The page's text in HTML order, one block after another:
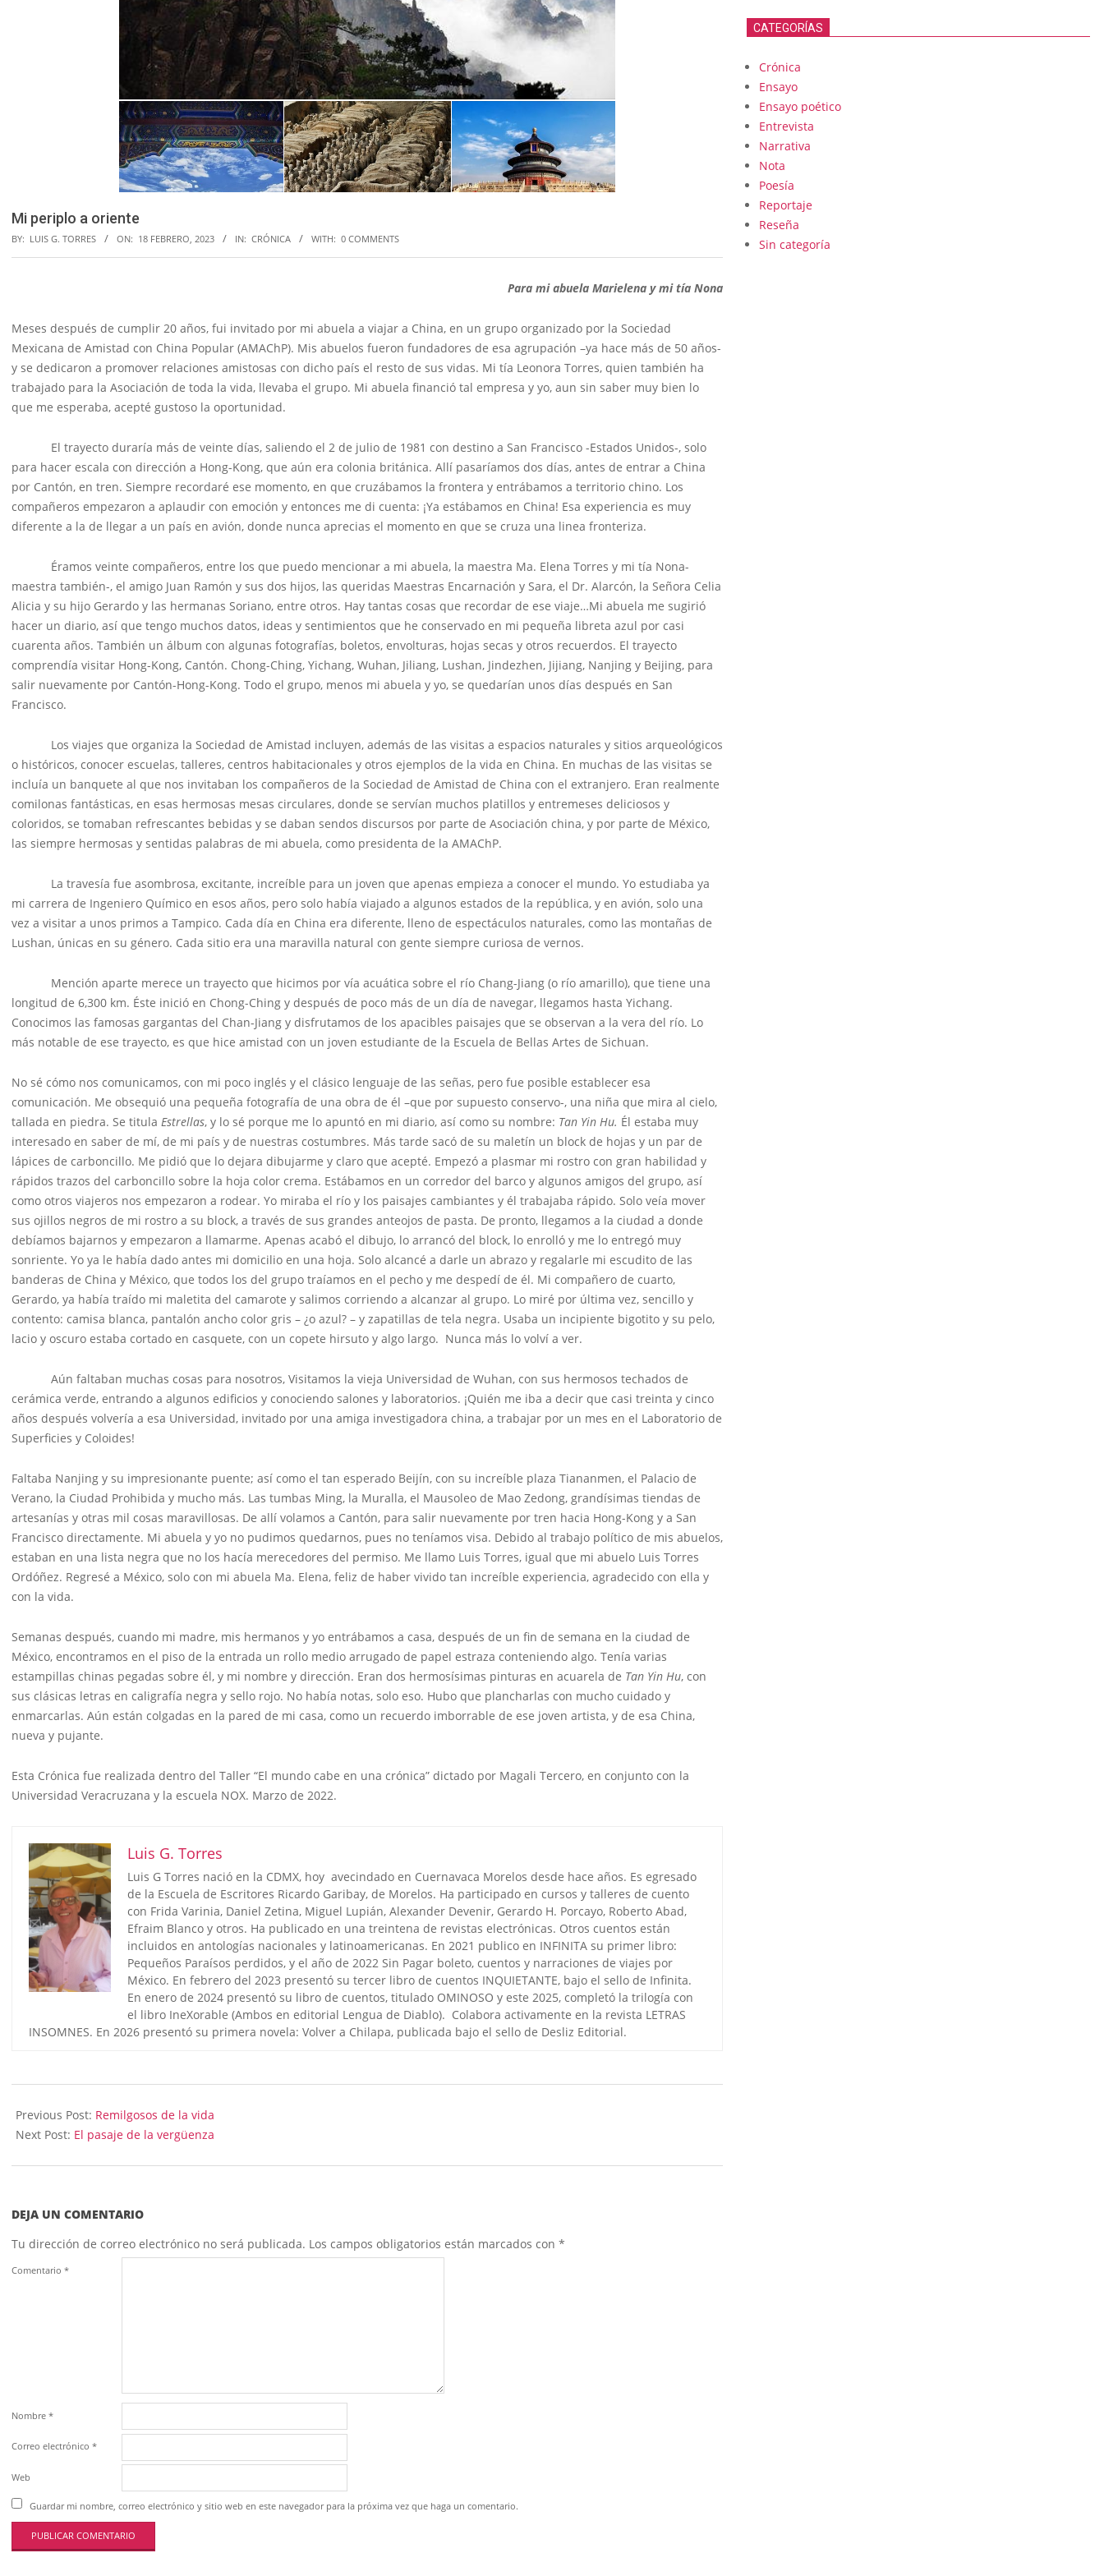
Mi periplo a oriente
BY: LUIS G. TORRES ON: 18 FEBRERO, 2023 IN: CRÓNICA WITH: 0 COMMENTS
Para mi abuela Marielena y mi tía Nona
Meses después de cumplir 20 años, fui invitado por mi abuela a viajar a China, en un grupo organizado por la Sociedad
Mexicana de Amistad con China Popular (AMAChP). Mis abuelos fueron fundadores de esa agrupación –ya hace más de 50 años-
y se dedicaron a promover relaciones amistosas con dicho país el resto de sus vidas. Mi tía Leonora Torres, quien también ha
trabajado para la Asociación de toda la vida, llevaba el grupo. Mi abuela financió tal empresa y yo, aun sin saber muy bien lo
que me esperaba, acepté gustoso la oportunidad.
El trayecto duraría más de veinte días, saliendo el 2 de julio de 1981 con destino a San Francisco -Estados Unidos-, solo
para hacer escala con dirección a Hong-Kong, que aún era colonia británica. Allí pasaríamos dos días, antes de entrar a China
por Cantón, en tren. Siempre recordaré ese momento, en que cruzábamos la frontera y entrábamos a territorio chino. Los
compañeros empezaron a aplaudir con emoción y entonces me di cuenta: ¡Ya estábamos en China! Esa experiencia es muy
diferente a la de llegar a un país en avión, donde nunca aprecias el momento en que se cruza una linea fronteriza.
Éramos veinte compañeros, entre los que puedo mencionar a mi abuela, la maestra Ma. Elena Torres y mi tía Nona-
maestra también-, el amigo Juan Ramón y sus dos hijos, las queridas Maestras Encarnación y Sara, el Dr. Alarcón, la Señora Celia
Alicia y su hijo Gerardo y las hermanas Soriano, entre otros. Hay tantas cosas que recordar de ese viaje…Mi abuela me sugirió
hacer un diario, así que tengo muchos datos, ideas y sentimientos que he conservado en mi pequeña libreta azul por casi
cuarenta años. También un álbum con algunas fotografías, boletos, envolturas, hojas secas y otros recuerdos. El trayecto
comprendía visitar Hong-Kong, Cantón. Chong-Ching, Yichang, Wuhan, Jiliang, Lushan, Jindezhen, Jijiang, Nanjing y Beijing, para
salir nuevamente por Cantón-Hong-Kong. Todo el grupo, menos mi abuela y yo, se quedarían unos días después en San
Francisco.
Los viajes que organiza la Sociedad de Amistad incluyen, además de las visitas a espacios naturales y sitios arqueológicos
o históricos, conocer escuelas, talleres, centros habitacionales y otros ejemplos de la vida en China. En muchas de las visitas se
incluía un banquete al que nos invitaban los compañeros de la Sociedad de Amistad de China con el extranjero. Eran realmente
comilonas fantásticas, en esas hermosas mesas circulares, donde se servían muchos platillos y entremeses deliciosos y
coloridos, se tomaban refrescantes bebidas y se daban sendos discursos por parte de Asociación china, y por parte de México,
las siempre hermosas y sentidas palabras de mi abuela, como presidenta de la AMAChP.
La travesía fue asombrosa, excitante, increíble para un joven que apenas empieza a conocer el mundo. Yo estudiaba ya
mi carrera de Ingeniero Químico en esos años, pero solo había viajado a algunos estados de la república, y en avión, solo una
vez a visitar a unos primos a Tampico. Cada día en China era diferente, lleno de espectáculos naturales, como las montañas de
Lushan, únicas en su género. Cada sitio era una maravilla natural con gente siempre curiosa de vernos.
Mención aparte merece un trayecto que hicimos por vía acuática sobre el río Chang-Jiang (o río amarillo), que tiene una
longitud de 6,300 km. Éste inició en Chong-Ching y después de poco más de un día de navegar, llegamos hasta Yichang.
Conocimos las famosas gargantas del Chan-Jiang y disfrutamos de los apacibles paisajes que se observan a la vera del río. Lo
más notable de ese trayecto, es que hice amistad con un joven estudiante de la Escuela de Bellas Artes de Sichuan.
No sé cómo nos comunicamos, con mi poco inglés y el clásico lenguaje de las señas, pero fue posible establecer esa
comunicación. Me obsequió una pequeña fotografía de una obra de él –que por supuesto conservo-, una niña que mira al cielo,
tallada en piedra. Se titula Estrellas, y lo sé porque me lo apuntó en mi diario, así como su nombre: Tan Yin Hu. Él estaba muy
interesado en saber de mí, de mi país y de nuestras costumbres. Más tarde sacó de su maletín un block de hojas y un par de
lápices de carboncillo. Me pidió que lo dejara dibujarme y claro que acepté. Empezó a plasmar mi rostro con gran habilidad y
rápidos trazos del carboncillo sobre la hoja color crema. Estábamos en un corredor del barco y algunos amigos del grupo, así
como otros viajeros nos empezaron a rodear. Yo miraba el río y los paisajes cambiantes y él trabajaba rápido. Solo veía mover
sus ojillos negros de mi rostro a su block, a través de sus grandes anteojos de pasta. De pronto, llegamos a la ciudad a donde
debíamos bajarnos y empezaron a llamarme. Apenas acabó el dibujo, lo arrancó del block, lo enrolló y me lo entregó muy
sonriente. Yo ya le había dado antes mi domicilio en una hoja. Solo alcancé a darle un abrazo y regalarle mi escudito de las
banderas de China y México, que todos los del grupo traíamos en el pecho y me despedí de él. Mi compañero de cuarto,
Gerardo, ya había traído mi maletita del camarote y salimos corriendo a alcanzar al grupo. Lo miré por última vez, sencillo y
contento: camisa blanca, pantalón ancho color gris – ¿o azul? – y zapatillas de tela negra. Usaba un incipiente bigotito y su pelo,
lacio y oscuro estaba cortado en casquete, con un copete hirsuto y algo largo. Nunca más lo volví a ver.
Aún faltaban muchas cosas para nosotros, Visitamos la vieja Universidad de Wuhan, con sus hermosos techados de
cerámica verde, entrando a algunos edificios y conociendo salones y laboratorios. ¡Quién me iba a decir que casi treinta y cinco
años después volvería a esa Universidad, invitado por una amiga investigadora china, a trabajar por un mes en el Laboratorio de
Superficies y Coloides!
Faltaba Nanjing y su impresionante puente; así como el tan esperado Beijín, con su increíble plaza Tiananmen, el Palacio de
Verano, la Ciudad Prohibida y mucho más. Las tumbas Ming, la Muralla, el Mausoleo de Mao Zedong, grandísimas tiendas de
artesanías y otras mil cosas maravillosas. De allí volamos a Cantón, para salir nuevamente por tren hacia Hong-Kong y a San
Francisco directamente. Mi abuela y yo no pudimos quedarnos, pues no teníamos visa. Debido al trabajo político de mis abuelos,
estaban en una lista negra que no los hacía merecedores del permiso. Me llamo Luis Torres, igual que mi abuelo Luis Torres
Ordóñez. Regresé a México, solo con mi abuela Ma. Elena, feliz de haber vivido tan increíble experiencia, agradecido con ella y
con la vida.
Semanas después, cuando mi madre, mis hermanos y yo entrábamos a casa, después de un fin de semana en la ciudad de
México, encontramos en el piso de la entrada un rollo medio arrugado de papel estraza conteniendo algo. Tenía varias
estampillas chinas pegadas sobre él, y mi nombre y dirección. Eran dos hermosísimas pinturas en acuarela de Tan Yin Hu, con
sus clásicas letras en caligrafía negra y sello rojo. No había notas, solo eso. Hubo que plancharlas con mucho cuidado y
enmarcarlas. Aún están colgadas en la pared de mi casa, como un recuerdo imborrable de ese joven artista, y de esa China,
nueva y pujante.
Esta Crónica fue realizada dentro del Taller “El mundo cabe en una crónica” dictado por Magali Tercero, en conjunto con la
Universidad Veracruzana y la escuela NOX. Marzo de 2022.
Luis G. Torres
Luis G Torres nació en la CDMX, hoy avecindado en Cuernavaca Morelos desde hace años. Es egresado
de la Escuela de Escritores Ricardo Garibay, de Morelos. Ha participado en cursos y talleres de cuento
con Frida Varinia, Daniel Zetina, Miguel Lupián, Alexander Devenir, Gerardo H. Porcayo, Roberto Abad,
Efraim Blanco y otros. Ha publicado en una treintena de revistas electrónicas. Otros cuentos están
incluidos en antologías nacionales y latinoamericanas. En 2021 publico en INFINITA su primer libro:
Pequeños Paraísos perdidos, y el año de 2022 Sin Pagar boleto, cuentos y narraciones de viajes por
México. En febrero del 2023 presentó su tercer libro de cuentos INQUIETANTE, bajo el sello de Infinita.
En enero de 2024 presentó su libro de cuentos, titulado OMINOSO y este 2025, completó la trilogía con
el libro IneXorable (Ambos en editorial Lengua de Diablo). Colabora activamente en la revista LETRAS
INSOMNES. En 2026 presentó su primera novela: Volver a Chilapa, publicada bajo el sello de Desliz Editorial.
02-
18
Previous Post: Remilgosos de la vida
Next Post: El pasaje de la vergüenza
DEJA UN COMENTARIO
Tu dirección de correo electrónico no será publicada. Los campos obligatorios están marcados con *
Comentario *
Nombre *
Correo electrónico *
Web
Guardar mi nombre, correo electrónico y sitio web en este navegador para la próxima vez que haga un comentario.
CATEGORÍAS
Crónica
Ensayo
Ensayo poético
Entrevista
Narrativa
Nota
Poesía
Reportaje
Reseña
Sin categoría